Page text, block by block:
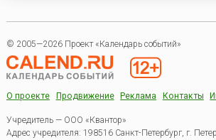
© 2005—2026 Проект «Календарь событий»
О проекте Продвижение Реклама Контакты
Учредитель — ООО «Квантор»
Адрес учредителя: 198516 Санкт-Петербург, г.